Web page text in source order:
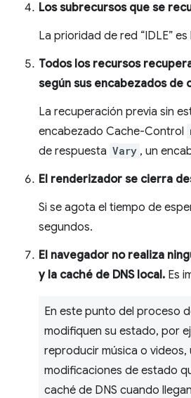
Los subrecursos que se
La prioridad de red “IDLE”
Todos los recursos
según sus encabezados de
La recuperación previa sin
encabezado Cache-Control
de respuesta Vary , un
El renderizador se cierra
Si se agota el tiempo de
segundos.
El navegador no realiza
y la caché de DNS local. Es
En este punto del proceso
modifiquen su estado, por
reproducir música o videos,
modificaciones de estado
caché de DNS cuando